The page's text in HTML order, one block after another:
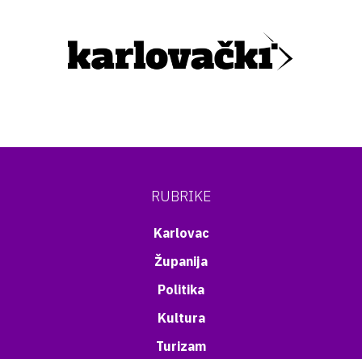
RUBRIKE
Karlovac
Županija
Politika
Kultura
Turizam